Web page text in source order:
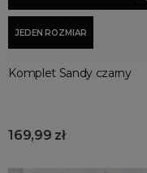
JEDEN ROZMIAR
Komplet Sandy czarny
169,99 zł